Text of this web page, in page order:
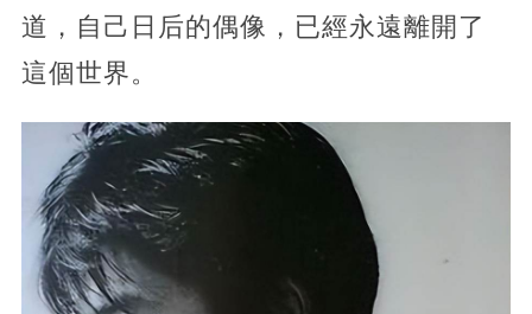
道，自己日后的偶像， 已經永遠離開了
這個世界。